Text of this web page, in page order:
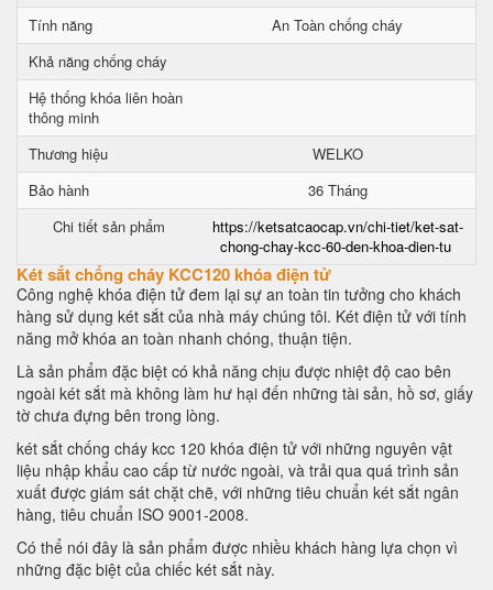
Tính năng
An Toàn chống cháy
Khả năng chống cháy
Hệ thống khóa liên hoàn
thông minh
Thương hiệu
WELKO
Bảo hành
36 Tháng
Chi tiết sản phẩm
https://ketsatcaocap.vn/chi-tiet/ket-sat-
chong-chay-kcc-60-den-khoa-dien-tu
Két sắt chống cháy KCC120 khóa điện tử
Công nghệ khóa điện tử đem lại sự an toàn tin tưởng cho khách
hàng sử dụng két sắt của nhà máy chúng tôi. Két điện tử với tính
năng mở khóa an toàn nhanh chóng, thuận tiện.
Là sản phẩm đặc biệt có khả năng chịu được nhiệt độ cao bên
ngoài két sắt mà không làm hư hại đến những tài sản, hồ sơ, giấy
tờ chưa đựng bên trong lòng.
két sắt chống cháy kcc 120 khóa điện tử với những nguyên vật
liệu nhập khẩu cao cấp từ nước ngoài, và trải qua quá trình sản
xuất được giám sát chặt chẽ, với những tiêu chuẩn két sắt ngân
hàng, tiêu chuẩn ISO 9001-2008.
Có thể nói đây là sản phẩm được nhiều khách hàng lựa chọn vì
những đặc biệt của chiếc két sắt này.